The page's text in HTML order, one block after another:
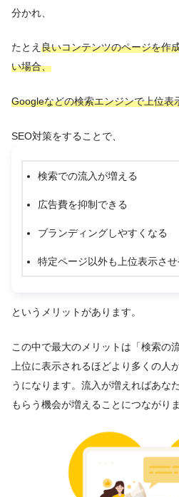
分かれ、
たとえ 良いコンテンツのページを作
い場合、
Googleなどの検索エンジンで上位表
SEO対策をすることで、
検索での流入が増える
広告費を抑制できる
ブランディングしやすくなる
特定ページ以外も上位表示さ
というメリットがあります。
この中で最大のメリットは「検索の
上位に表示されるほどより多くの人
うになります。流入が増えればあな
もらう機会が増えることにつながりま